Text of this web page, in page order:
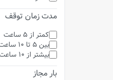
مدت زمان توقف
کمتر از 5 ساعت
بین 5 تا 10 ساعت
بیشتر از 10 ساعت
بار مجاز